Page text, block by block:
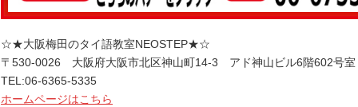
☆★大阪梅田のタイ語教室NEOSTEP★☆
〒530-0026 大阪府大阪市北区神山町14-3 アド神山ビル6階602号室
TEL:06-6365-5335
ホームページはこちら